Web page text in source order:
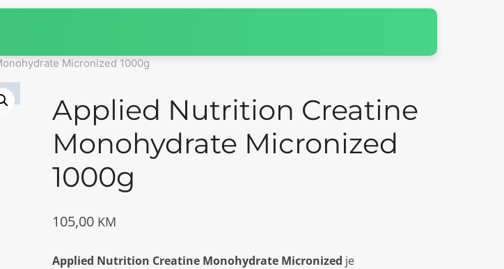
Micronized 1000g
Applied Nutrition Creatine
Monohydrate Micronized
1000g
105,00 KM
Applied Nutrition Creatine Monohydrate Micronized je